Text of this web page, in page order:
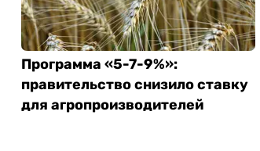
Программа «5-7-9%»:
правительство снизило ставку
для агропроизводителей